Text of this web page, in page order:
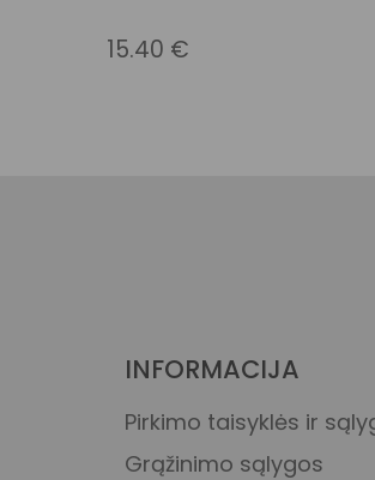
15.40 €
INFORMACIJA
Pirkimo taisyklės ir
Grąžinimo sąlygos